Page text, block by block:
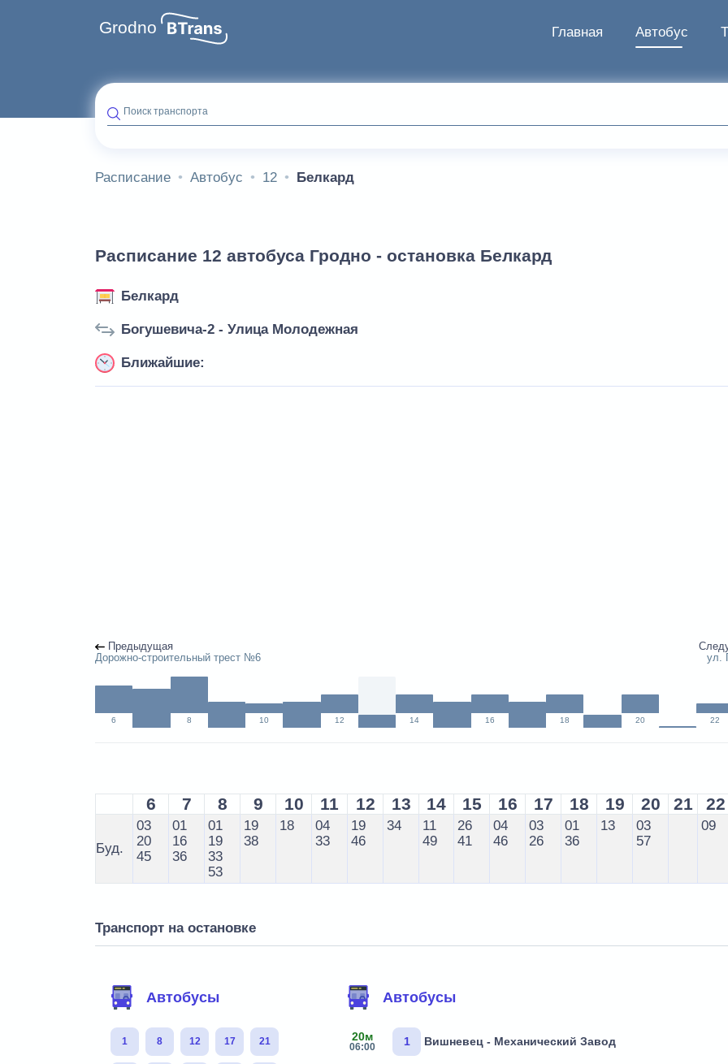
Grodno Главная Автобус
Поиск транспорта
Расписание Автобус 12 Белкард
Расписание 12 автобуса Гродно - остановка Белкард
Белкард
Богушевича-2 - Улица Молодежная
Ближайшие:
Предыдущая
Дорожно-строительный трест №6
ул.
6 8 10 12 14 16 18 20 22
6 7 8 9 10 11 12 13 14 15 16 17 18 19 20 21 22
Буд.
03
20
45
01
16
36
01
19
33
53
19
38
18
04
33
19
46
34
11
49
26
41
04
46
03
26
01
36
13
03
57
09
Транспорт на остановке
Автобусы
1 8 12 17 21
Автобусы
20м
06:00 1 Вишневец - Механический Завод